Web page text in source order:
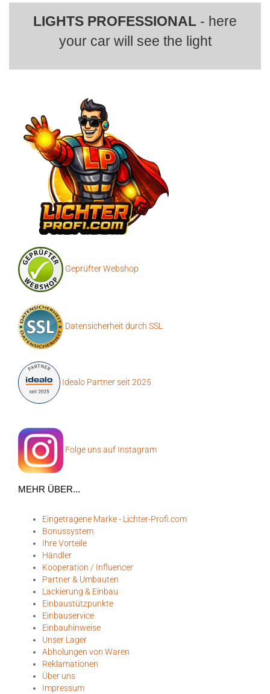
LIGHTS PROFESSIONAL - here
your car will see the light
Geprüfter Webshop
Datensicherheit durch SSL
Idealo Partner seit 2025
Folge uns auf Instagram
MEHR ÜBER...
Eingetragene Marke - Lichter-Profi.com
Bonussystem
Ihre Vorteile
Händler
Kooperation / Influencer
Partner & Umbauten
Lackierung & Einbau
Einbaustützpunkte
Einbauservice
Einbauhinweise
Unser Lager
Abholungen von Waren
Reklamationen
Über uns
Impressum